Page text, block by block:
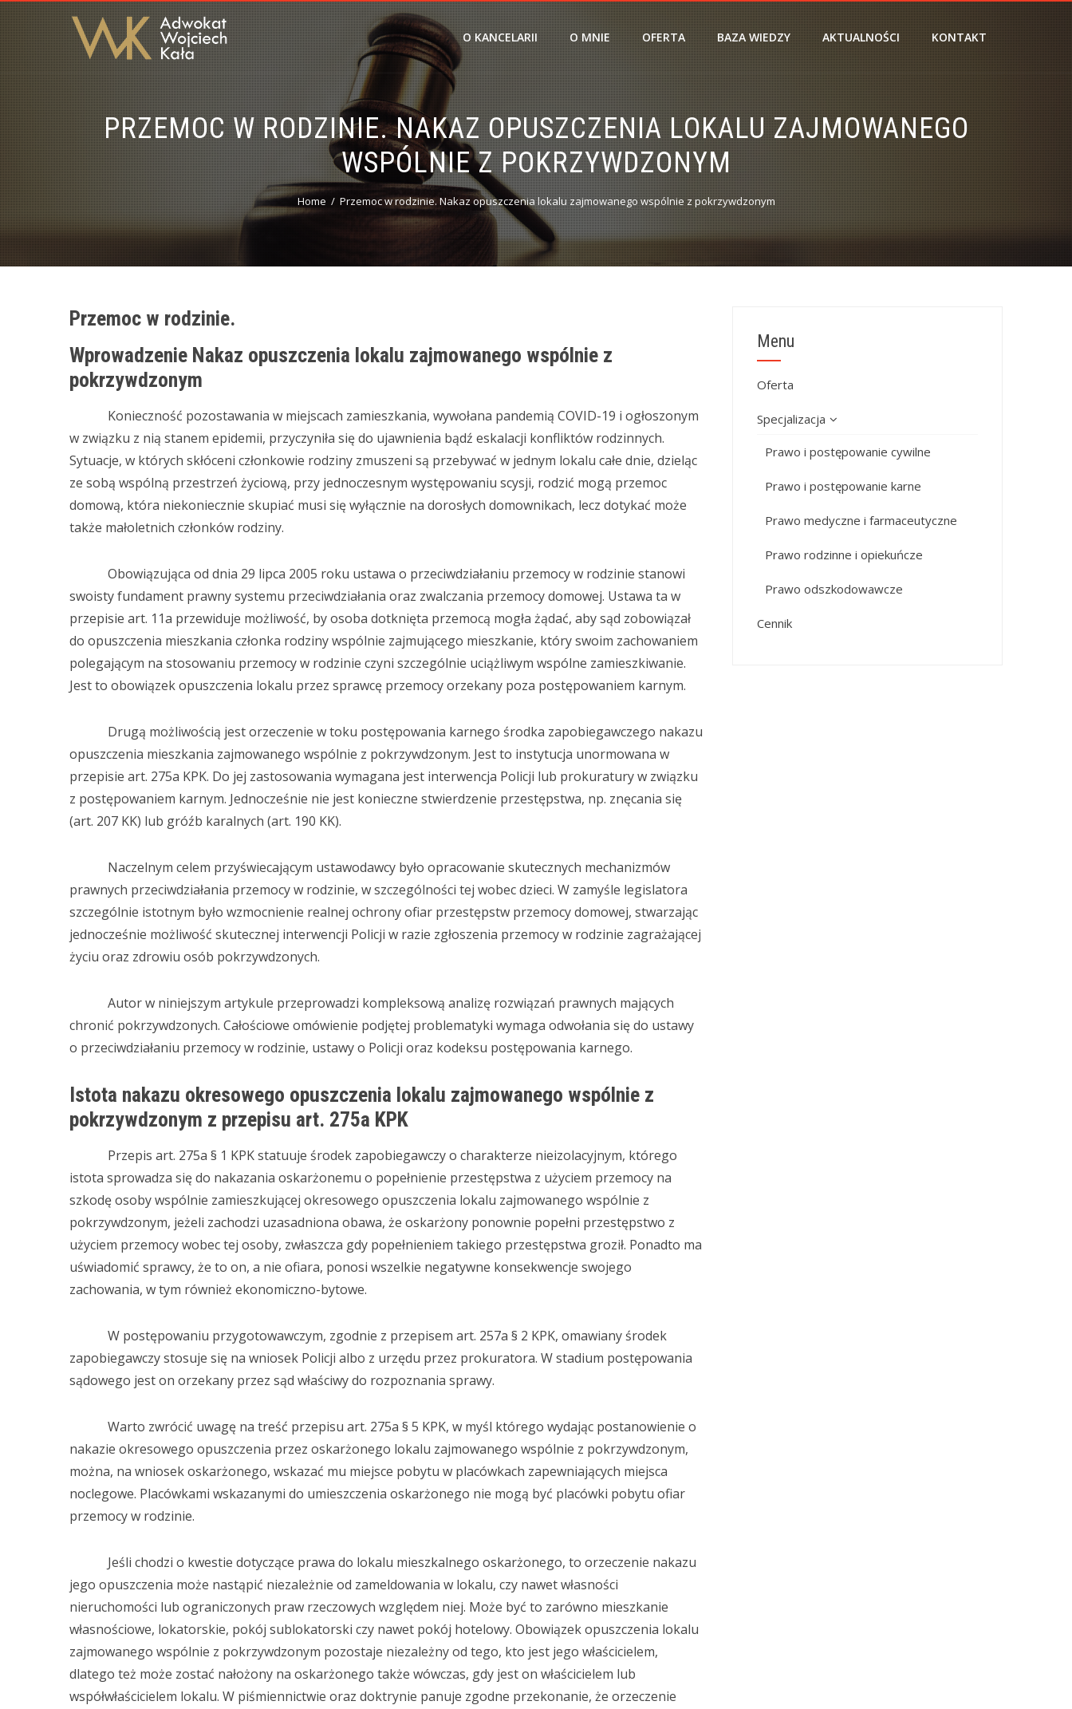
O KANCELARII O MNIE OFERTA BAZA WIEDZY AKTUALNOŚCI KONTAKT
PRZEMOC W RODZINIE. NAKAZ OPUSZCZENIA LOKALU ZAJMOWANEGO
WSPÓLNIE Z POKRZYWDZONYM
Home Przemoc w rodzinie. Nakaz opuszczenia lokalu zajmowanego wspólnie z pokrzywdzonym
Przemoc w rodzinie.
Wprowadzenie Nakaz opuszczenia lokalu zajmowanego wspólnie z
pokrzywdzonym
Konieczność pozostawania w miejscach zamieszkania, wywołana pandemią COVID-19 i ogłoszonym
w związku z nią stanem epidemii, przyczyniła się do ujawnienia bądź eskalacji konfliktów rodzinnych.
Sytuacje, w których skłóceni członkowie rodziny zmuszeni są przebywać w jednym lokalu całe dnie, dzieląc
ze sobą wspólną przestrzeń życiową, przy jednoczesnym występowaniu scysji, rodzić mogą przemoc
domową, która niekoniecznie skupiać musi się wyłącznie na dorosłych domownikach, lecz dotykać może
także małoletnich członków rodziny.
Obowiązująca od dnia 29 lipca 2005 roku ustawa o przeciwdziałaniu przemocy w rodzinie stanowi
swoisty fundament prawny systemu przeciwdziałania oraz zwalczania przemocy domowej. Ustawa ta w
przepisie art. 11a przewiduje możliwość, by osoba dotknięta przemocą mogła żądać, aby sąd zobowiązał
do opuszczenia mieszkania członka rodziny wspólnie zajmującego mieszkanie, który swoim zachowaniem
polegającym na stosowaniu przemocy w rodzinie czyni szczególnie uciążliwym wspólne zamieszkiwanie.
Jest to obowiązek opuszczenia lokalu przez sprawcę przemocy orzekany poza postępowaniem karnym.
Drugą możliwością jest orzeczenie w toku postępowania karnego środka zapobiegawczego nakazu
opuszczenia mieszkania zajmowanego wspólnie z pokrzywdzonym. Jest to instytucja unormowana w
przepisie art. 275a KPK. Do jej zastosowania wymagana jest interwencja Policji lub prokuratury w związku
z postępowaniem karnym. Jednocześnie nie jest konieczne stwierdzenie przestępstwa, np. znęcania się
(art. 207 KK) lub gróźb karalnych (art. 190 KK).
Naczelnym celem przyświecającym ustawodawcy było opracowanie skutecznych mechanizmów
prawnych przeciwdziałania przemocy w rodzinie, w szczególności tej wobec dzieci. W zamyśle legislatora
szczególnie istotnym było wzmocnienie realnej ochrony ofiar przestępstw przemocy domowej, stwarzając
jednocześnie możliwość skutecznej interwencji Policji w razie zgłoszenia przemocy w rodzinie zagrażającej
życiu oraz zdrowiu osób pokrzywdzonych.
Autor w niniejszym artykule przeprowadzi kompleksową analizę rozwiązań prawnych mających
chronić pokrzywdzonych. Całościowe omówienie podjętej problematyki wymaga odwołania się do ustawy
o przeciwdziałaniu przemocy w rodzinie, ustawy o Policji oraz kodeksu postępowania karnego.
Istota nakazu okresowego opuszczenia lokalu zajmowanego wspólnie z
pokrzywdzonym z przepisu art. 275a KPK
Przepis art. 275a § 1 KPK statuuje środek zapobiegawczy o charakterze nieizolacyjnym, którego
istota sprowadza się do nakazania oskarżonemu o popełnienie przestępstwa z użyciem przemocy na
szkodę osoby wspólnie zamieszkującej okresowego opuszczenia lokalu zajmowanego wspólnie z
pokrzywdzonym, jeżeli zachodzi uzasadniona obawa, że oskarżony ponownie popełni przestępstwo z
użyciem przemocy wobec tej osoby, zwłaszcza gdy popełnieniem takiego przestępstwa groził. Ponadto ma
uświadomić sprawcy, że to on, a nie ofiara, ponosi wszelkie negatywne konsekwencje swojego
zachowania, w tym również ekonomiczno-bytowe.
W postępowaniu przygotowawczym, zgodnie z przepisem art. 257a § 2 KPK, omawiany środek
zapobiegawczy stosuje się na wniosek Policji albo z urzędu przez prokuratora. W stadium postępowania
sądowego jest on orzekany przez sąd właściwy do rozpoznania sprawy.
Warto zwrócić uwagę na treść przepisu art. 275a § 5 KPK, w myśl którego wydając postanowienie o
nakazie okresowego opuszczenia przez oskarżonego lokalu zajmowanego wspólnie z pokrzywdzonym,
można, na wniosek oskarżonego, wskazać mu miejsce pobytu w placówkach zapewniających miejsca
noclegowe. Placówkami wskazanymi do umieszczenia oskarżonego nie mogą być placówki pobytu ofiar
przemocy w rodzinie.
Jeśli chodzi o kwestie dotyczące prawa do lokalu mieszkalnego oskarżonego, to orzeczenie nakazu
jego opuszczenia może nastąpić niezależnie od zameldowania w lokalu, czy nawet własności
nieruchomości lub ograniczonych praw rzeczowych względem niej. Może być to zarówno mieszkanie
własnościowe, lokatorskie, pokój sublokatorski czy nawet pokój hotelowy. Obowiązek opuszczenia lokalu
zajmowanego wspólnie z pokrzywdzonym pozostaje niezależny od tego, kto jest jego właścicielem,
dlatego też może zostać nałożony na oskarżonego także wówczas, gdy jest on właścicielem lub
współwłaścicielem lokalu. W piśmiennictwie oraz doktrynie panuje zgodne przekonanie, że orzeczenie
Menu
Oferta
Specjalizacja
Prawo i postępowanie cywilne
Prawo i postępowanie karne
Prawo medyczne i farmaceutyczne
Prawo rodzinne i opiekuńcze
Prawo odszkodowawcze
Cennik